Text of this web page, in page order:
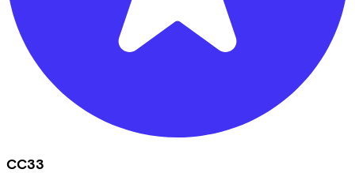
CC33